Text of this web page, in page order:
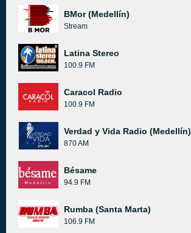
BMor (Medellín)
Stream
Latina Stereo
100.9 FM
Caracol Radio
100.9 FM
Verdad y Vida Radio (Medellín)
870 AM
Bésame
94.9 FM
Rumba (Santa Marta)
106.9 FM